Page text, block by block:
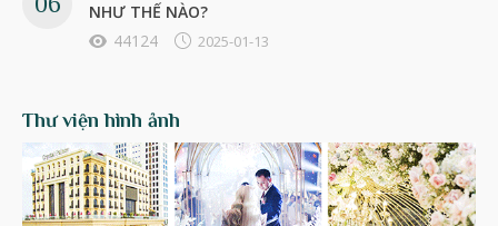
NHƯ THẾ NÀO?
44124
2025-01-13
Thư viện hình ảnh